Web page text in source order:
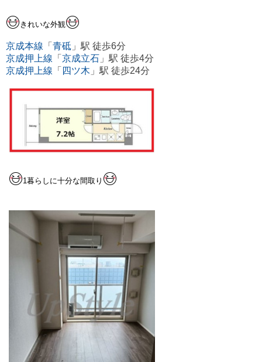
きれいな外観
京成本線 「 青砥 」駅 徒歩6分
京成押上線 「 京成立石 」駅 徒歩4分
京成押上線 「 四ツ木 」駅 徒歩24分
1暮らしに十分な間取り